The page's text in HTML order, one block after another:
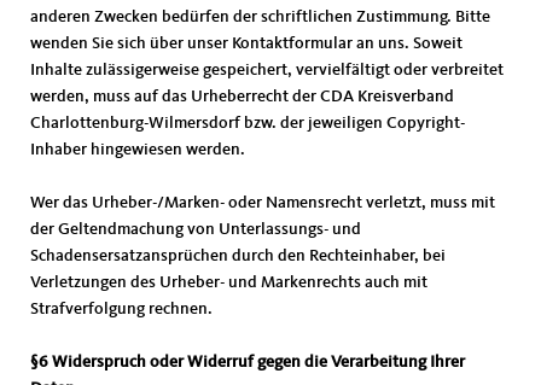
anderen Zwecken bedürfen der schriftlichen Zustimmung. Bitte
wenden Sie sich über unser Kontaktformular an uns. Soweit
Inhalte zulässigerweise gespeichert, vervielfältigt oder verbreitet
werden, muss auf das Urheberrecht der CDA Kreisverband
Charlottenburg-Wilmersdorf bzw. der jeweiligen Copyright-
Inhaber hingewiesen werden.
Wer das Urheber-/Marken- oder Namensrecht verletzt, muss mit
der Geltendmachung von Unterlassungs- und
Schadensersatzansprüchen durch den Rechteinhaber, bei
Verletzungen des Urheber- und Markenrechts auch mit
Strafverfolgung rechnen.
§6 Widerspruch oder Widerruf gegen die Verarbeitung Ihrer